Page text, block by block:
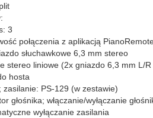
3
połączenia z aplikacją
słuchawkowe 6,3 mm stereo
stereo liniowe (2x gniazdo 6,3 mm L/R
hosta
zasilanie: PS-129 (w zestawie)
głośnika; włączanie/wyłączanie
wyłączanie zasilania